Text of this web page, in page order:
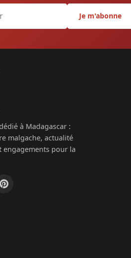
Je m'abonne
à Madagascar :
malgache, actualité
pour la